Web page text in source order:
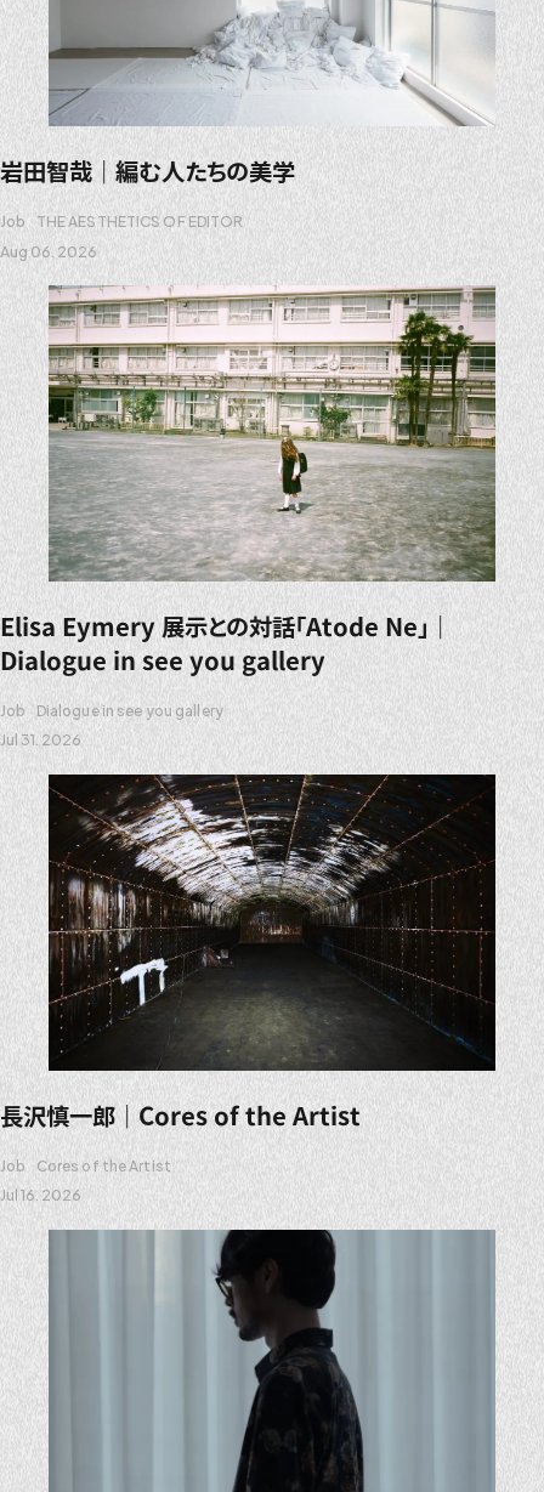
岩田智哉｜編む人たちの美学
Job
THE AESTHETICS OF EDITOR
Aug 06. 2026
Elisa Eymery 展示との対話「Atode Ne」｜
Dialogue in see you gallery
Job
Dialogue in see you gallery
Jul 31. 2026
長沢慎一郎｜Cores of the Artist
Job
Cores of the Artist
Jul 16. 2026